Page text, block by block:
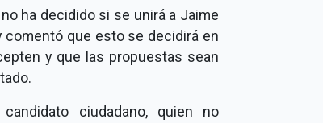
ha decidido si se unirá a Jaime
comentó que esto se decidirá en
y que las propuestas sean
ciudadano, quien no